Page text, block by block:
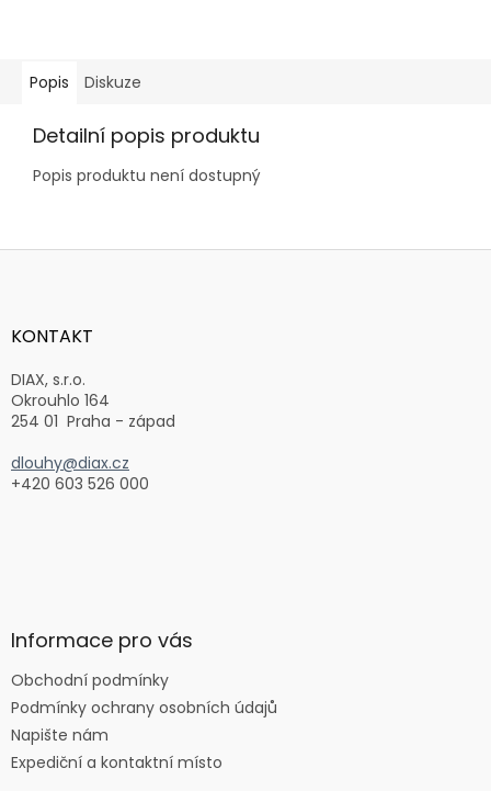
Popis Diskuze
Detailní popis produktu
Popis produktu není dostupný
Z
aKONTAKT
DIAX, s.r.o.
Okrouhlo 164
254 01 Praha - západ
dlouhy@diax.cz
+420 603 526 000
Informace pro vás
Obchodní podmínky
Podmínky ochrany osobních údajů
Napište nám
Expediční a kontaktní místo